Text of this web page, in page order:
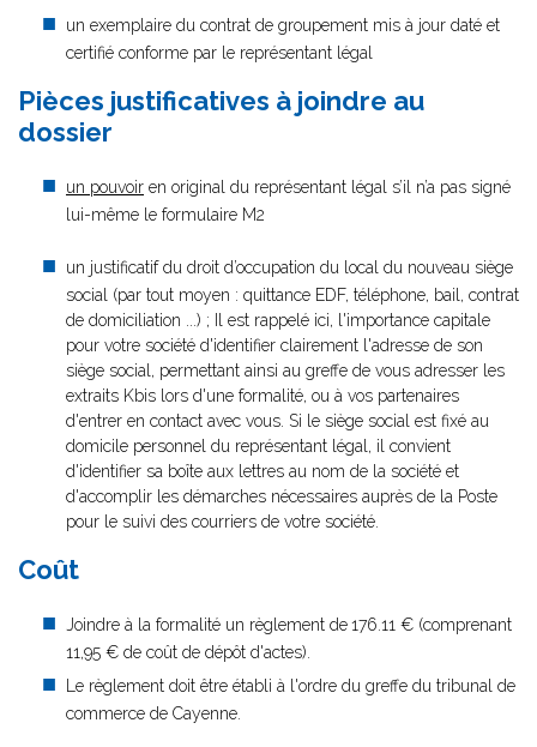
un exemplaire du contrat de groupement mis à jour daté et
certifié conforme par le représentant légal
Pièces justificatives à joindre au
dossier
un pouvoir en original du représentant légal s’il n’a pas signé
lui-même le formulaire M2
un justificatif du droit d’occupation du local du nouveau siège
social (par tout moyen : quittance EDF, téléphone, bail, contrat
de domiciliation ...) ; Il est rappelé ici, l'importance capitale
pour votre société d'identifier clairement l'adresse de son
siège social, permettant ainsi au greffe de vous adresser les
extraits Kbis lors d'une formalité, ou à vos partenaires
d'entrer en contact avec vous. Si le siège social est fixé au
domicile personnel du représentant légal, il convient
d'identifier sa boîte aux lettres au nom de la société et
d'accomplir les démarches nécessaires auprès de la Poste
pour le suivi des courriers de votre société.
Coût
Joindre à la formalité un règlement de176.11 € (comprenant
11,95 € de coût de dépôt d'actes).
Le règlement doit être établi à l'ordre du greffe du tribunal de
commerce de Cayenne.